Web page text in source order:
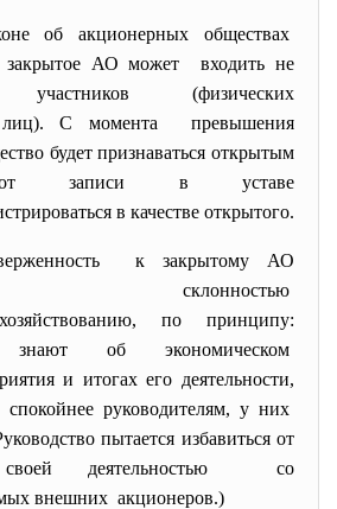
об акционерных обществах
закрытое АО может входить не
(физических
С момента превышения
будет признаваться открытым
от записи в уставе
в качестве открытого.
к закрытому АО
склонностью
по принципу:
об экономическом
и итогах его деятельности,
руководителям, у них
пытается избавиться от
деятельностью со
внешних акционеров.)